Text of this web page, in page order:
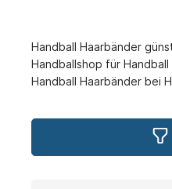
Handball Haarbänder
Handballshop für
Handball Haarbänder bei